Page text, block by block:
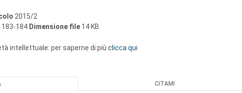
2015/2
183-184 Dimensione file 14 KB
intellettuale: per saperne di più clicca qui
CITAMI